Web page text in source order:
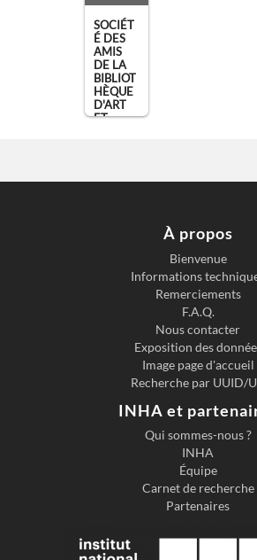
SOCIÉT
É DES
AMIS
DE LA
BIBLIOT
HÈQUE
D'ART
ET
À propos
Bienvenue
Informations
Remerciements
F.A.Q.
Nous contacter
Exposition des
Image page d'accueil
Recherche par UUID/
INHA et
Qui sommes-nous ?
INHA
Équipe
Carnet de recherche
Partenaires